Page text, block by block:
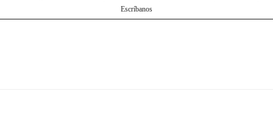
Escríbanos